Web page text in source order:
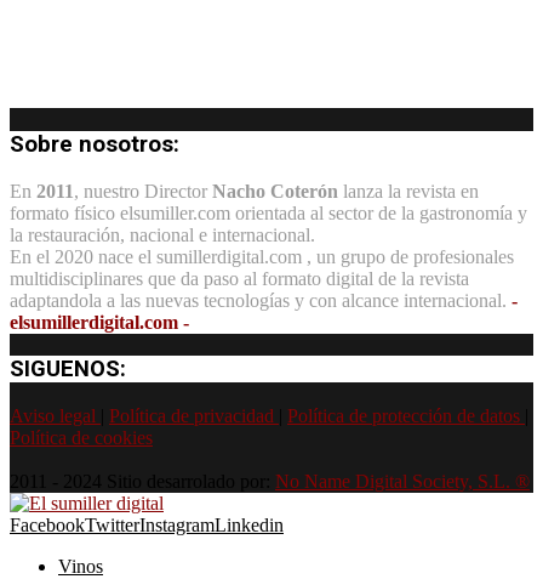
Sobre nosotros:
En 2011, nuestro Director Nacho Coterón lanza la revista en
formato físico elsumiller.com orientada al sector de la gastronomía y
la restauración, nacional e internacional.
En el 2020 nace el sumillerdigital.com , un grupo de profesionales
multidisciplinares que da paso al formato digital de la revista
adaptandola a las nuevas tecnologías y con alcance internacional. -
elsumillerdigital.com -
SIGUENOS:
Aviso legal Política de privacidad Política de protección de datos
Política de cookies
2011 - 2024 Sitio desarrolado por: No Name Digital Society, S.L. ®
FacebookTwitterInstagramLinkedin
Vinos